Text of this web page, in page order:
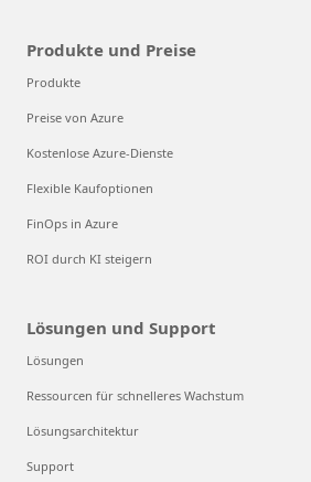
Produkte und Preise
Produkte
Preise von Azure
Kostenlose Azure-Dienste
Flexible Kaufoptionen
FinOps in Azure
ROI durch KI steigern
Lösungen und Support
Lösungen
Ressourcen für schnelleres Wachstum
Lösungsarchitektur
Support